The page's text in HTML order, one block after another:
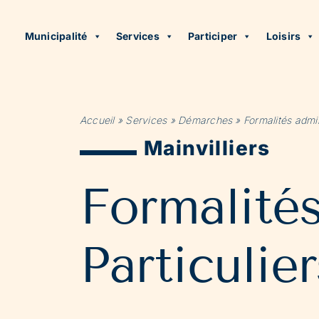
Municipalité Services Participer Loisirs
Accueil» Services» Démarches» Formalités
Mainvilliers